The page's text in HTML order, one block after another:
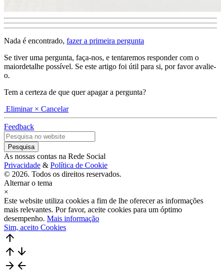
Nada é encontrado, fazer a primeira pergunta
Se tiver uma pergunta, faça-nos, e tentaremos responder com o
maiordetalhe possível. Se este artigo foi útil para si, por favor avalie-
o.
Tem a certeza de que quer apagar a pergunta?
Eliminar × Cancelar
Feedback
As nossas contas na Rede Social
Privacidade & Política de Cookie
© 2026. Todos os direitos reservados.
Alternar o tema
×
Este website utiliza cookies a fim de lhe oferecer as informações
mais relevantes. Por favor, aceite cookies para um óptimo
desempenho. Mais informação
Sim, aceito Cookies
arrow_upward
arrow_upward arrow_downward
arrow_forward arrow_back